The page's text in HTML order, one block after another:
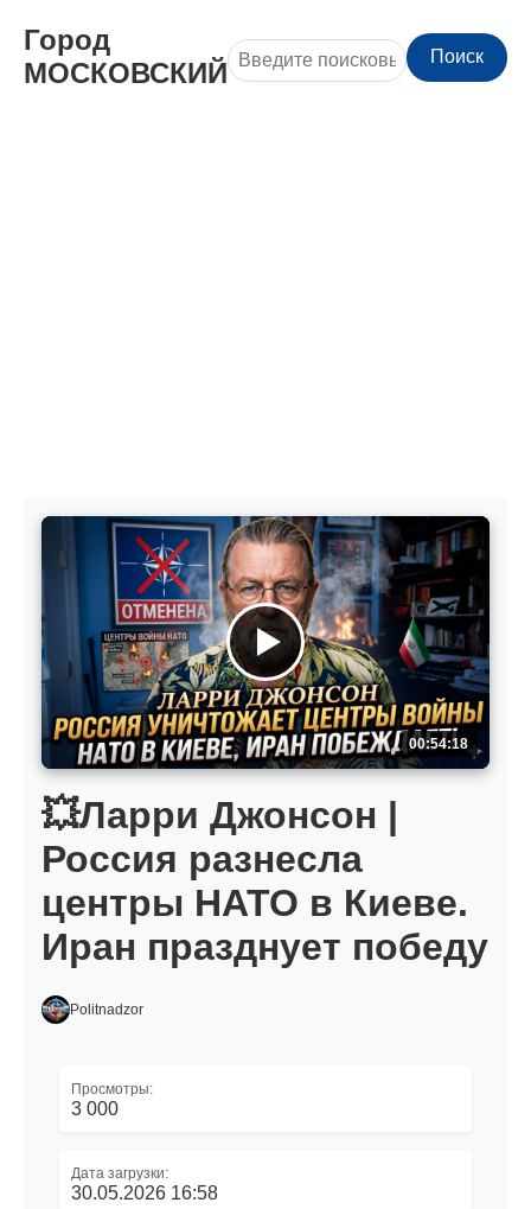
Город
МОСКОВСКИЙ
Поиск
00:54:18
💥Ларри Джонсон |
Россия разнесла
центры НАТО в Киеве.
Иран празднует победу
Politnadzor
Просмотры:
3 000
Дата загрузки:
30.05.2026 16:58